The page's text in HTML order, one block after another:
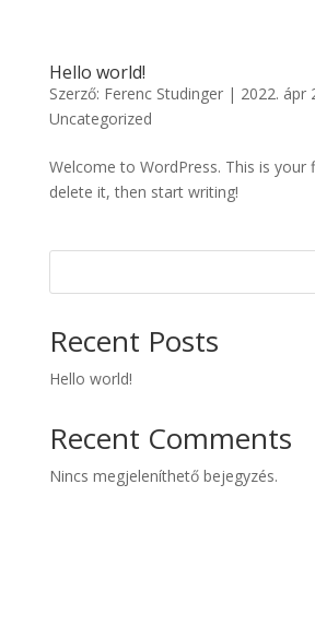
Hello world!
Szerző: Ferenc Studinger| 2022. ápr
Uncategorized
Welcome to WordPress. This is your
delete it, then start writing!
Recent Posts
Hello world!
Recent Comments
Nincs megjeleníthető bejegyzés.